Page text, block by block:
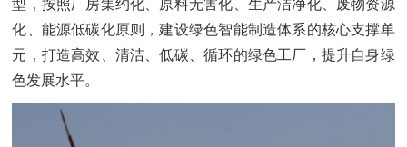
型，按照厂房集约化、原料无害化、生产洁净化、废物资源
化、能源低碳化原则，建设绿色智能制造体系的核心支撑单
元，打造高效、清洁、低碳、循环的绿色工厂，提升自身绿
色发展水平。